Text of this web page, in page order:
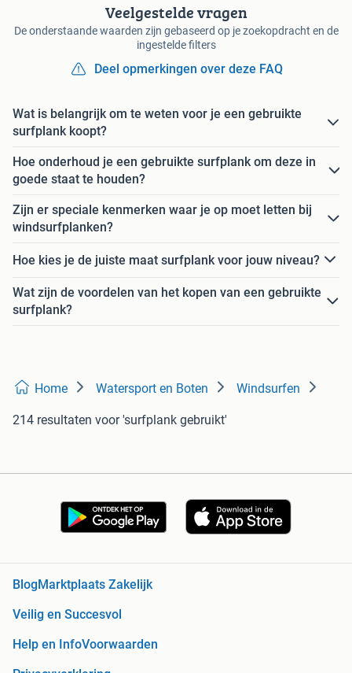
Veelgestelde vragen
De onderstaande waarden zijn gebaseerd op je zoekopdracht en de
ingestelde filters
Deel opmerkingen over deze FAQ
Wat is belangrijk om te weten voor je een gebruikte
surfplank koopt?
Hoe onderhoud je een gebruikte surfplank om deze in
goede staat te houden?
Zijn er speciale kenmerken waar je op moet letten bij
windsurfplanken?
Hoe kies je de juiste maat surfplank voor jouw niveau?
Wat zijn de voordelen van het kopen van een gebruikte
surfplank?
Home Watersport en Boten Windsurfen
214 resultaten voor 'surfplank gebruikt'
BlogMarktplaats Zakelijk
Veilig en Succesvol
Help en InfoVoorwaarden